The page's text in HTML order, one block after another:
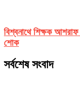
বিশ্বনাথে শিক্ষক
শোক
সর্বশেষ সংবাদ